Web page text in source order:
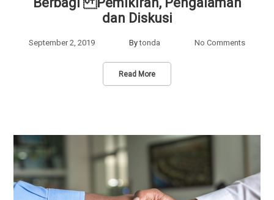
dan Diskusi
September 2, 2019 Bytonda No Comments
Read More